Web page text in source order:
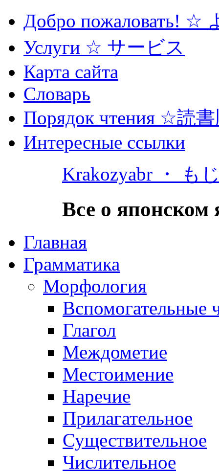
Добро пожаловать! ☆
Услуги ☆ サービス
Карта сайта
Словарь
Порядок чтения ☆読
Интересные ссылки
Krakozyabr ・ も
Все о японском
Главная
Грамматика
Морфология
Вспомогательные
Глагол
Междометие
Местоимение
Наречие
Прилагательное
Существительное
Числительное